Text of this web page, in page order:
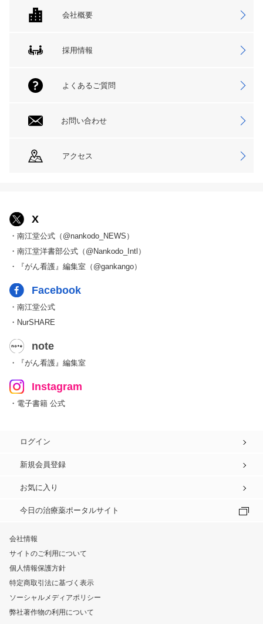
会社概要
採用情報
よくあるご質問
お問い合わせ
アクセス
X
・南江堂公式（@nankodo_NEWS）
・南江堂洋書部公式（@Nankodo_Intl）
・『がん看護』編集室（@gankango）
Facebook
・南江堂公式
・NurSHARE
note
・『がん看護』編集室
Instagram
・電子書籍 公式
ログイン
新規会員登録
お気に入り
今日の治療薬ポータルサイト
会社情報
サイトのご利用について
個人情報保護方針
特定商取引法に基づく表示
ソーシャルメディアポリシー
弊社著作物の利用について